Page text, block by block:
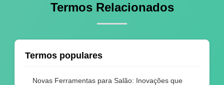
Termos Relacionados
Termos populares
Novas Ferramentas para Salão: Inovações que